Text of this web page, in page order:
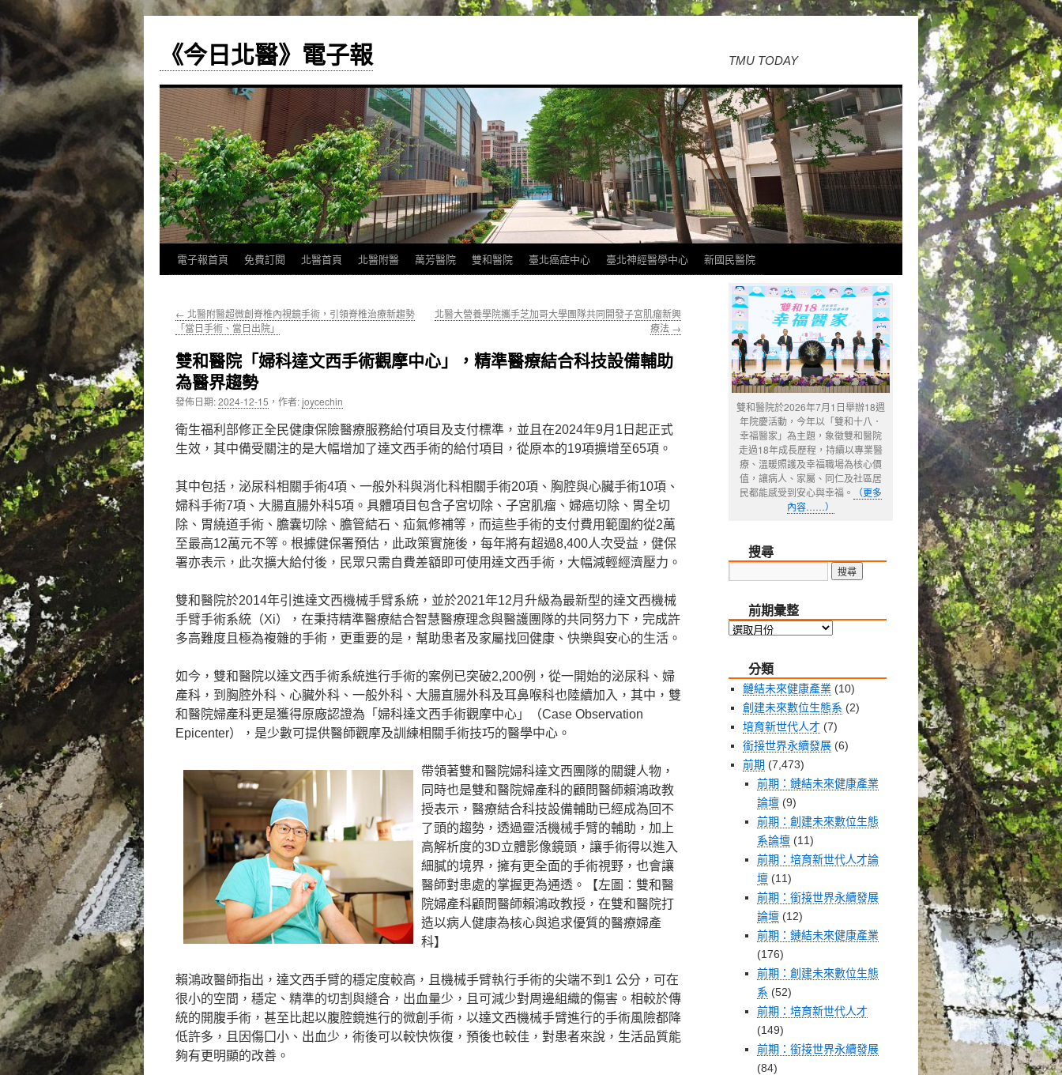
《今日北醫》電子報 TMU TODAY
跳
主
內
容
電子報首頁 免費訂閱 北醫首頁 北醫附醫 萬芳醫院 雙和醫院 臺北癌症中心 臺北神經醫學中心 新國民醫院
← 北醫附醫超微創脊椎內視鏡手術，引領脊椎治療新趨勢
「當日手術、當日出院」
北醫大營養學院攜手芝加哥大學團隊共同開發子宮肌瘤新興
療法 →
雙和醫院「婦科達文西手術觀摩中心」，精準醫療結合科技設備輔助
為醫界趨勢
發佈日期:2024-12-15 ， 作者:joycechin
衛生福利部修正全民健康保險醫療服務給付項目及支付標準，並且在2024年9月1日起正式
生效，其中備受關注的是大幅增加了達文西手術的給付項目，從原本的19項擴增至65項。
其中包括，泌尿科相關手術4項、一般外科與消化科相關手術20項、胸腔與心臟手術10項、
婦科手術7項、大腸直腸外科5項。具體項目包含子宮切除、子宮肌瘤、婦癌切除、胃全切
除、胃繞道手術、膽囊切除、膽管結石、疝氣修補等，而這些手術的支付費用範圍約從2萬
至最高12萬元不等。根據健保署預估，此政策實施後，每年將有超過8,400人次受益，健保
署亦表示，此次擴大給付後，民眾只需自費差額即可使用達文西手術，大幅減輕經濟壓力。
雙和醫院於2014年引進達文西機械手臂系統，並於2021年12月升級為最新型的達文西機械
手臂手術系統（Xi），在秉持精準醫療結合智慧醫療理念與醫護團隊的共同努力下，完成許
多高難度且極為複雜的手術，更重要的是，幫助患者及家屬找回健康、快樂與安心的生活。
如今，雙和醫院以達文西手術系統進行手術的案例已突破2,200例，從一開始的泌尿科、婦
產科，到胸腔外科、心臟外科、一般外科、大腸直腸外科及耳鼻喉科也陸續加入，其中，雙
和醫院婦產科更是獲得原廠認證為「婦科達文西手術觀摩中心」（Case Observation
Epicenter），是少數可提供醫師觀摩及訓練相關手術技巧的醫學中心。
帶領著雙和醫院婦科達文西團隊的關鍵人物，
同時也是雙和醫院婦產科的顧問醫師賴鴻政教
授表示，醫療結合科技設備輔助已經成為回不
了頭的趨勢，透過靈活機械手臂的輔助，加上
高解析度的3D立體影像鏡頭，讓手術得以進入
細膩的境界，擁有更全面的手術視野，也會讓
醫師對患處的掌握更為通透。【左圖：雙和醫
院婦產科顧問醫師賴鴻政教授，在雙和醫院打
造以病人健康為核心與追求優質的醫療婦產
科】
賴鴻政醫師指出，達文西手臂的穩定度較高，且機械手臂執行手術的尖端不到1 公分，可在
很小的空間，穩定、精準的切割與縫合，出血量少，且可減少對周邊組織的傷害。相較於傳
統的開腹手術，甚至比起以腹腔鏡進行的微創手術，以達文西機械手臂進行的手術風險都降
低許多，且因傷囗小、出血少，術後可以較快恢復，預後也較佳，對患者來說，生活品質能
夠有更明顯的改善。
雙和醫院於2026年7月1日舉辦18週
年院慶活動，今年以「雙和十八．
幸福醫家」為主題，象徵雙和醫院
走過18年成長歷程，持續以專業醫
療、溫暖照護及幸福職場為核心價
值，讓病人、家屬、同仁及社區居
民都能感受到安心與幸福。
（更多
內容……）
搜尋
前期彙整
前
整
分類
鏈結未來健康產業 (10)
創建未來數位生態系 (2)
培育新世代人才 (7)
銜接世界永續發展 (6)
前期 (7,473)
前期：鏈結未來健康產業
論壇 (9)
前期：創建未來數位生態
系論壇 (11)
前期：培育新世代人才論
壇 (11)
前期：銜接世界永續發展
論壇 (12)
前期：鏈結未來健康產業
(176)
前期：創建未來數位生態
系 (52)
前期：培育新世代人才
(149)
前期：銜接世界永續發展
(84)